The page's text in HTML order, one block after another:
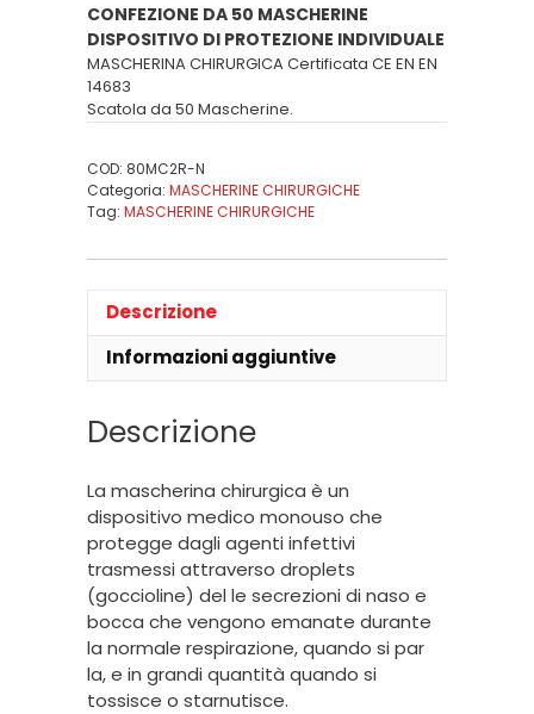
CONFEZIONE DA 50 MASCHERINE
DISPOSITIVO DI PROTEZIONE INDIVIDUALE
MASCHERINA CHIRURGICA Certificata CE EN EN
14683
Scatola da 50 Mascherine.
COD: 80MC2R-N
Categoria: MASCHERINE CHIRURGICHE
Tag: MASCHERINE CHIRURGICHE
Descrizione
Informazioni aggiuntive
Descrizione
La mascherina chirurgica è un
dispositivo medico monouso che
protegge dagli agenti infettivi
trasmessi attraverso droplets
(goccioline) del le secrezioni di naso e
bocca che vengono emanate durante
la normale respirazione, quando si par
la, e in grandi quantità quando si
tossisce o starnutisce.